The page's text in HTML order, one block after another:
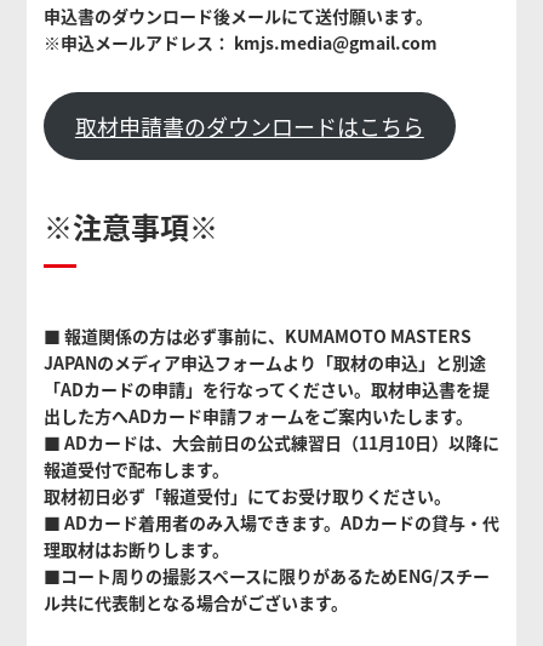
申込書のダウンロード後メールにて送付願います。
※申込メールアドレス： kmjs.media@gmail.com
取材申請書のダウンロードはこちら
※注意事項※
■ 報道関係の⽅は必ず事前に、KUMAMOTO MASTERS
JAPANのメディア申込フォームより「取材の申込」と別途
「ADカードの申請」を⾏なってください。取材申込書を提
出した方へADカード申請フォームをご案内いたします。
■ ADカードは、⼤会前⽇の公式練習⽇（11⽉10⽇）以降に
報道受付で配布します。
取材初⽇必ず「報道受付」にてお受け取りください。
■ ADカード着⽤者のみ⼊場できます。ADカードの貸与・代
理取材はお断りします。
■コート周りの撮影スペースに限りがあるためENG/スチー
ル共に代表制となる場合がございます。